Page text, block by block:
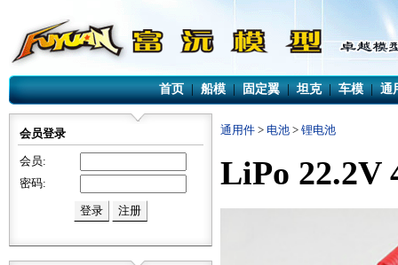
首页|船模|固定翼|坦克|车模 |通
会员登录
会员:
密码:
通用件 > 电池 > 锂电池
LiPo 22.2V